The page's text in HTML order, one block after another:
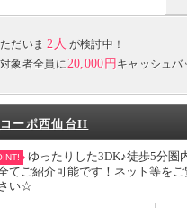
ただいま 2人 が検討中！
対象者全員に20,000円 キャッシュバ
コーポ西仙台II
ゆったりした3DK♪徒歩5分圏
てご紹介可能です！ネット等を
い☆